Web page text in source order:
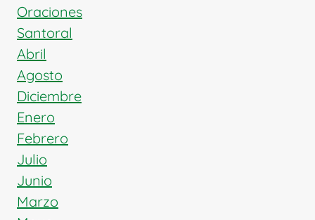
Oraciones
Santoral
Abril
Agosto
Diciembre
Enero
Febrero
Julio
Junio
Marzo